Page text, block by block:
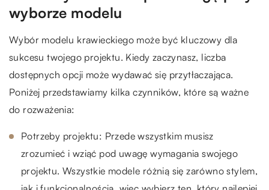
wyborze modelu
Wybór modelu krawieckiego może być kluczowy dla
sukcesu twojego projektu. Kiedy zaczynasz, liczba
dostępnych opcji może wydawać się przytłaczająca.
Poniżej przedstawiamy kilka czynników, które są ważne
do rozważenia:
Potrzeby projektu: Przede wszystkim musisz
zrozumieć i wziąć pod uwagę wymagania swojego
projektu. Wszystkie modele różnią się zarówno stylem,